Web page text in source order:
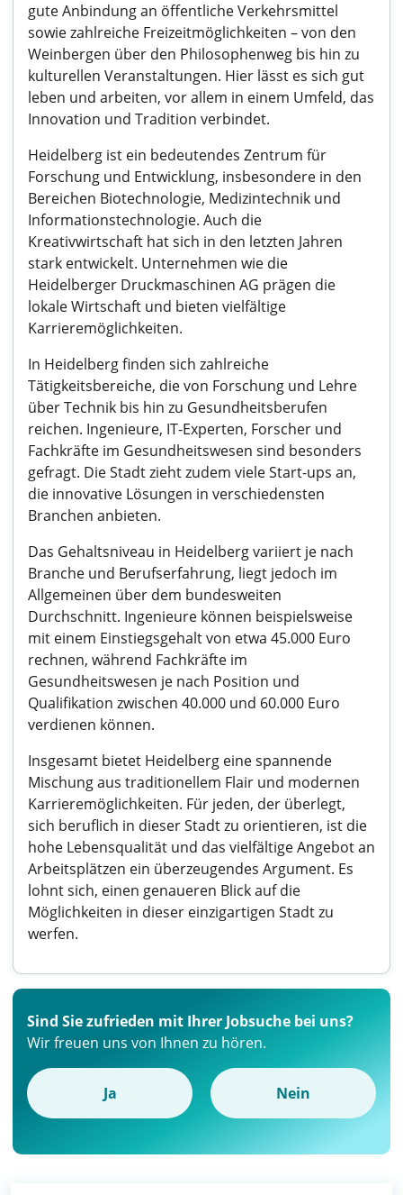
gute Anbindung an öffentliche Verkehrsmittel
sowie zahlreiche Freizeitmöglichkeiten – von den
Weinbergen über den Philosophenweg bis hin zu
kulturellen Veranstaltungen. Hier lässt es sich gut
leben und arbeiten, vor allem in einem Umfeld, das
Innovation und Tradition verbindet.
Heidelberg ist ein bedeutendes Zentrum für
Forschung und Entwicklung, insbesondere in den
Bereichen Biotechnologie, Medizintechnik und
Informationstechnologie. Auch die
Kreativwirtschaft hat sich in den letzten Jahren
stark entwickelt. Unternehmen wie die
Heidelberger Druckmaschinen AG prägen die
lokale Wirtschaft und bieten vielfältige
Karrieremöglichkeiten.
In Heidelberg finden sich zahlreiche
Tätigkeitsbereiche, die von Forschung und Lehre
über Technik bis hin zu Gesundheitsberufen
reichen. Ingenieure, IT-Experten, Forscher und
Fachkräfte im Gesundheitswesen sind besonders
gefragt. Die Stadt zieht zudem viele Start-ups an,
die innovative Lösungen in verschiedensten
Branchen anbieten.
Das Gehaltsniveau in Heidelberg variiert je nach
Branche und Berufserfahrung, liegt jedoch im
Allgemeinen über dem bundesweiten
Durchschnitt. Ingenieure können beispielsweise
mit einem Einstiegsgehalt von etwa 45.000 Euro
rechnen, während Fachkräfte im
Gesundheitswesen je nach Position und
Qualifikation zwischen 40.000 und 60.000 Euro
verdienen können.
Insgesamt bietet Heidelberg eine spannende
Mischung aus traditionellem Flair und modernen
Karrieremöglichkeiten. Für jeden, der überlegt,
sich beruflich in dieser Stadt zu orientieren, ist die
hohe Lebensqualität und das vielfältige Angebot an
Arbeitsplätzen ein überzeugendes Argument. Es
lohnt sich, einen genaueren Blick auf die
Möglichkeiten in dieser einzigartigen Stadt zu
werfen.
Sind Sie zufrieden mit Ihrer Jobsuche bei uns?
Wir freuen uns von Ihnen zu hören.
Ja Nein